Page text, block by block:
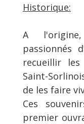
Historique:
A
passionnés
recueillir les
Saint-
de les faire
Ces
premier